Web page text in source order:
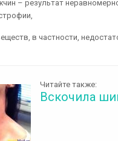
– результат
в частности,
Читайте также:
Вскочила